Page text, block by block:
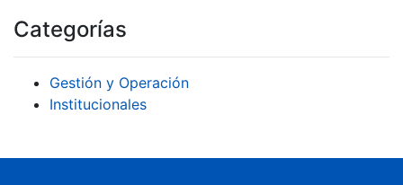
Categorías
Gestión y Operación
Institucionales